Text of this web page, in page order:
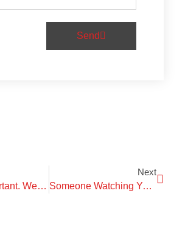
Send
You Are Important. We Are Here For You.
Next
Someone Watching Your Back? We Will Do It For You.